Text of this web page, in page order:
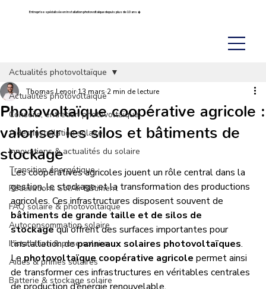
Entreprise spécialisée en installation photovoltaïque depuis plus de 10 ans ☀️
Actualités photovoltaïque
Conseils, entretien photovoltaïque
Aides installation solaire
Innovations & actualités du solaire
Transition énergétique
Réalisations Sol’Air Bâtiment
FAQ solaire & photovoltaïque
Autoconsommation solaire
Installation & pose solaire
Aides & primes solaires
Batterie & stockage solaire
Actualités photovoltaïque
Photovoltaïque coopérative agricole :
valoriser les silos et bâtiments de
stockage
Thomas Lenoir 13 mars 2 min de lecture
Les coopératives agricoles jouent un rôle central dans la
gestion, le stockage et la transformation des productions
agricoles. Ces infrastructures disposent souvent de
bâtiments de grande taille et de silos de
stockage qui offrent des surfaces importantes pour
l’installation de panneaux solaires photovoltaïques.
Le photovoltaïque coopérative agricole permet ainsi
de transformer ces infrastructures en véritables centrales